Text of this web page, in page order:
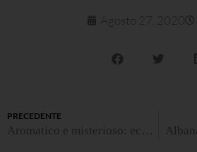
Agosto 27, 2020
PRECEDENTE
Aromatico e misterioso: ecco il Famoso, ma non troppo